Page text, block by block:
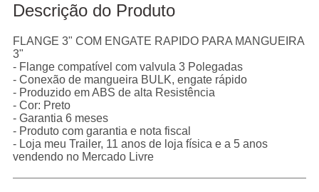
Descrição do Produto
FLANGE 3" COM ENGATE RAPIDO PARA MANGUEIRA
3"
- Flange compatível com valvula 3 Polegadas
- Conexão de mangueira BULK, engate rápido
- Produzido em ABS de alta Resistência
- Cor: Preto
- Garantia 6 meses
- Produto com garantia e nota fiscal
- Loja meu Trailer, 11 anos de loja física e a 5 anos
vendendo no Mercado Livre